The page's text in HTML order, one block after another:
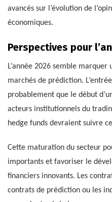
avancés sur l’évolution de
économiques.
Perspectives pour
L’année 2026 semble
marchés de prédiction.
probablement que le début
acteurs institutionnels du
hedge funds devraient suivre
Cette maturation du secteur
importants et favoriser le
financiers innovants. Les
contrats de prédiction ou les